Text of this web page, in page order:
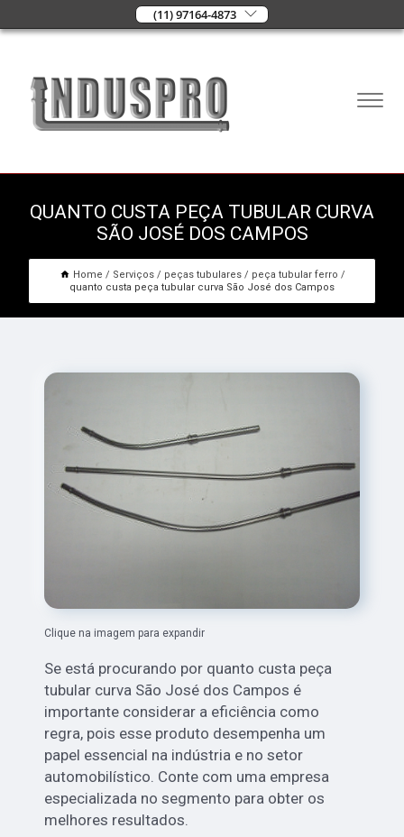
(11) 97164-4873
QUANTO CUSTA PEÇA TUBULAR CURVA
SÃO JOSÉ DOS CAMPOS
Home Serviços peças tubulares
peça tubular ferro
quanto custa peça tubular curva São José dos Campos
Clique na imagem para expandir
Se está procurando por quanto custa peça
tubular curva São José dos Campos é
importante considerar a eficiência como
regra, pois esse produto desempenha um
papel essencial na indústria e no setor
automobilístico. Conte com uma empresa
especializada no segmento para obter os
melhores resultados.